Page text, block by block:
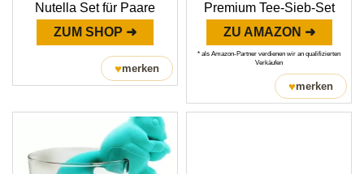
Nutella Set für Paare
ZUM SHOP ➜
♥merken
Premium Tee-Sieb-Set
ZU AMAZON ➜
* als Amazon-Partner verdienen wir an qualifizierten
Verkäufen
♥merken